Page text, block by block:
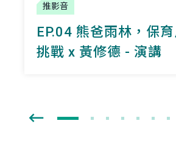
推影音
EP.04 熊爸雨林，保
挑戰 x 黃修德 - 演講